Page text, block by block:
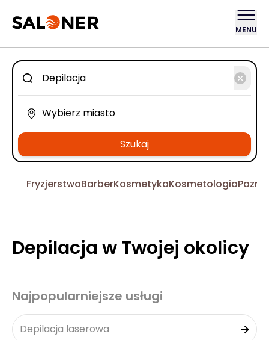
MENU
Szukaj
FryzjerstwoBarberKosmetykaKosmetologia
Depilacja w Twojej okolicy
Najpopularniejsze usługi
Depilacja laserowa